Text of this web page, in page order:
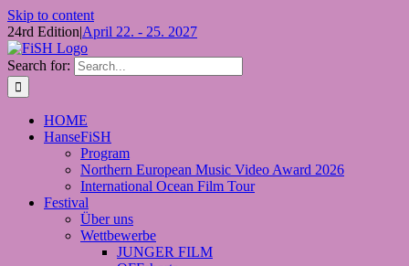
Skip to content
24rd Edition|April 22. - 25. 2027
Search for:
HOME
HanseFiSH
Program
Northern European Music Video Award 2026
International Ocean Film Tour
Festival
Über uns
Wettbewerbe
JUNGER FILM